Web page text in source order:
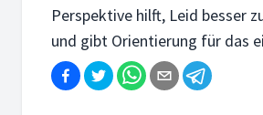
Perspektive hilft, Leid besser
und gibt Orientierung für das